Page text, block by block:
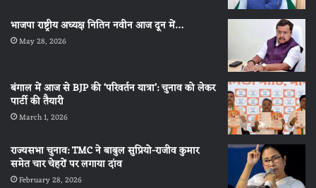
भाजपा राष्ट्रीय अध्यक्ष नितिन नवीन आज दून में…
May 28, 2026
बंगाल में आज से BJP की ‘परिवर्तन यात्रा’: चुनाव को लेकर
पार्टी की तैयारी
March 1, 2026
राज्यसभा चुनाव: TMC ने बाबुल सुप्रियो-राजीव कुमार
समेत चार चेहरों पर लगाया दांव
February 28, 2026